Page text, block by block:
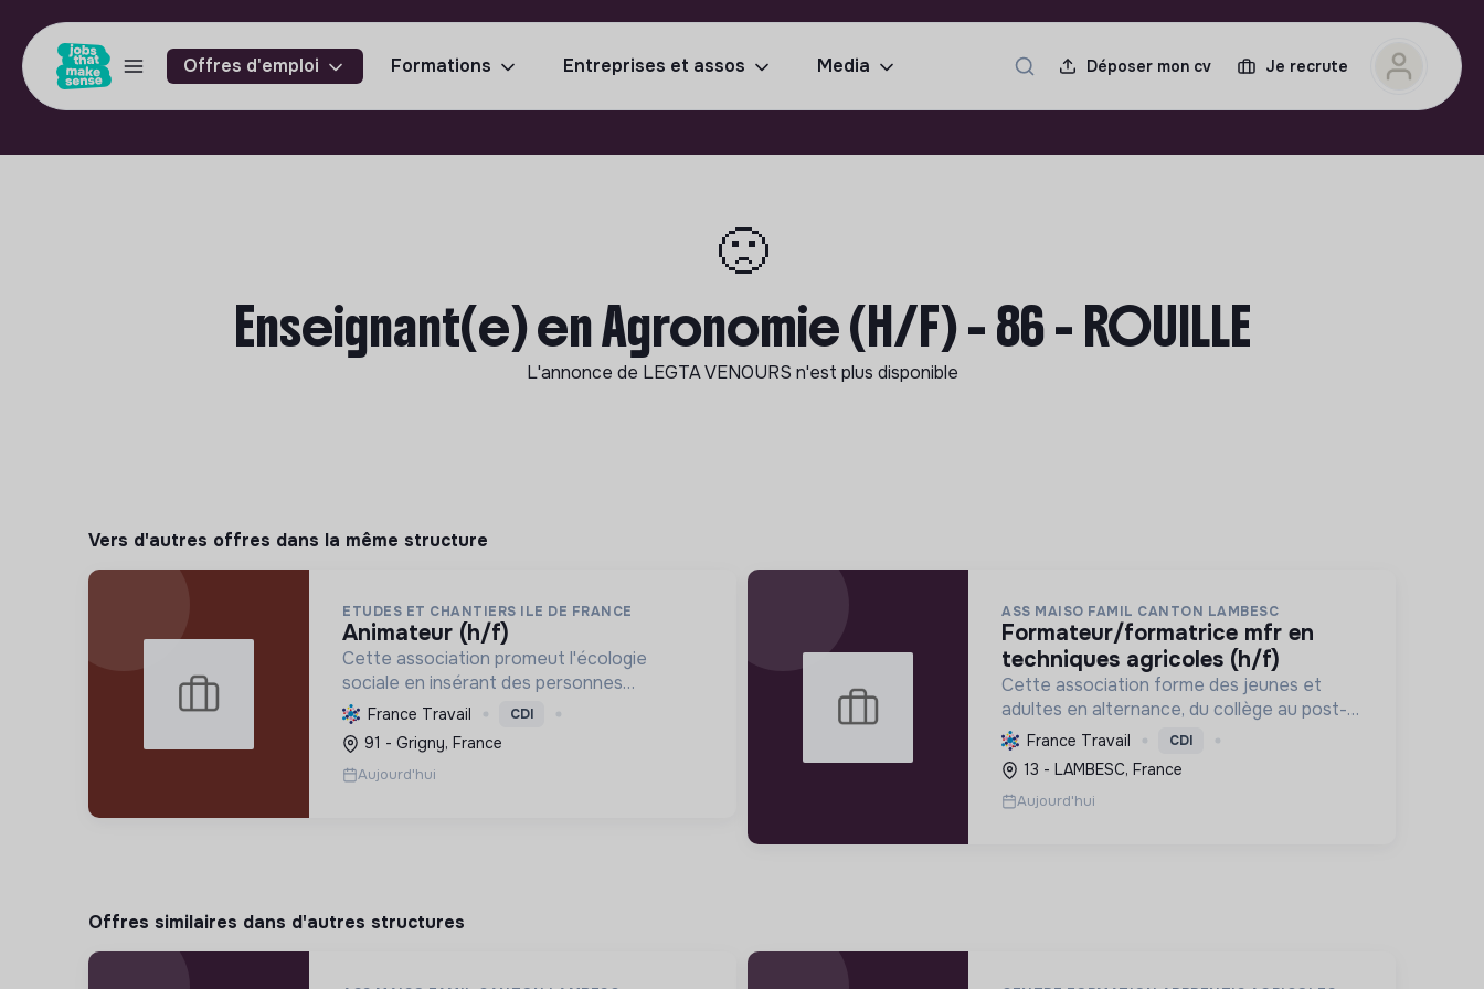
Offres d'emploi Formations Entreprises et assos Media Déposer mon cv Je recrute
🙁
Enseignant(e) en Agronomie (H/F) - 86 - ROUILLE
L'annonce de LEGTA VENOURS n'est plus disponible
Vers d'autres offres dans la même structure
ETUDES ET CHANTIERS ILE DE FRANCE
animateur (h/f)
Cette association promeut l'écologie
sociale en insérant des personnes
vulnérables par l'emploi et des projets
d'intérêt collectif, améliorant le cadre de
vie et formant aux métiers verts, pour une
tr...
France Travail CDI
91 - Grigny, France
Aujourd'hui
ASS MAISO FAMIL CANTON LAMBESC
formateur/formatrice mfr en
techniques agricoles (h/f)
Cette association forme des jeunes et
adultes en alternance, du collège au post-
bac, aux métiers liés à la nature, l'agriculture
et l'environnement, favorisant la transition
écologique et l'épanouisse...
France Travail CDI
13 - LAMBESC, France
Aujourd'hui
Offres similaires dans d'autres structures